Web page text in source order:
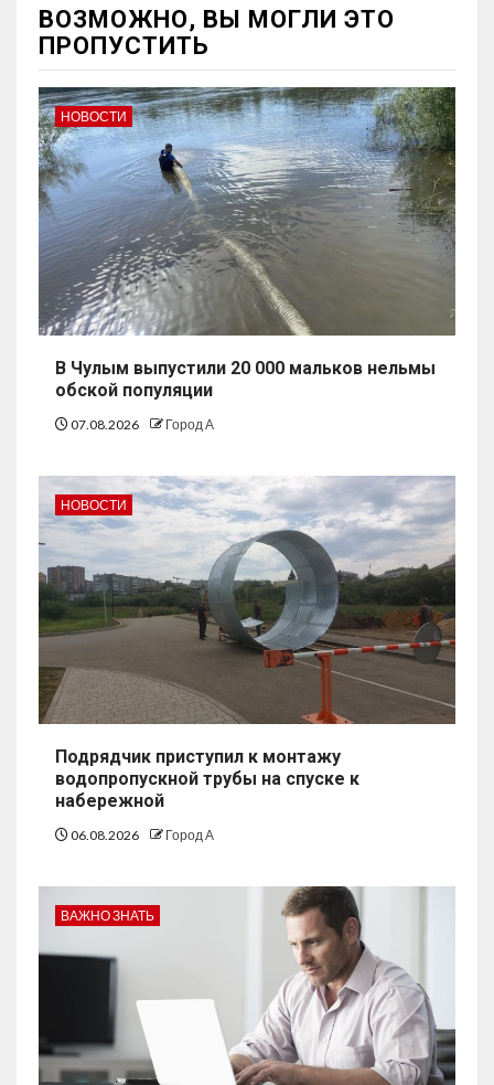
ВОЗМОЖНО, ВЫ МОГЛИ ЭТО
ПРОПУСТИТЬ
НОВОСТИ
В Чулым выпустили 20 000 мальков нельмы
обской популяции
07.08.2026 Город А
НОВОСТИ
Подрядчик приступил к монтажу
водопропускной трубы на спуске к
набережной
06.08.2026 Город А
ВАЖНО ЗНАТЬ